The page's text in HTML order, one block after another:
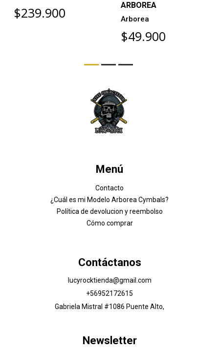
$239.900
ARBOREA
Arborea
$49.900
Menú
Contacto
¿Cuál es mi Modelo Arborea Cymbals?
Política de devolucion y reembolso
Cómo comprar
Contáctanos
lucyrocktienda@gmail.com
+56952172615
Gabriela Mistral #1086 Puente Alto,
Newsletter